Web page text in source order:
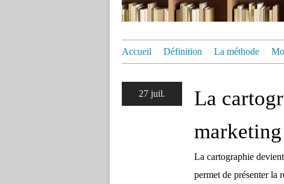
Accueil Définition La méthode
27 juil.
La
La cartographie
permet de présenter la